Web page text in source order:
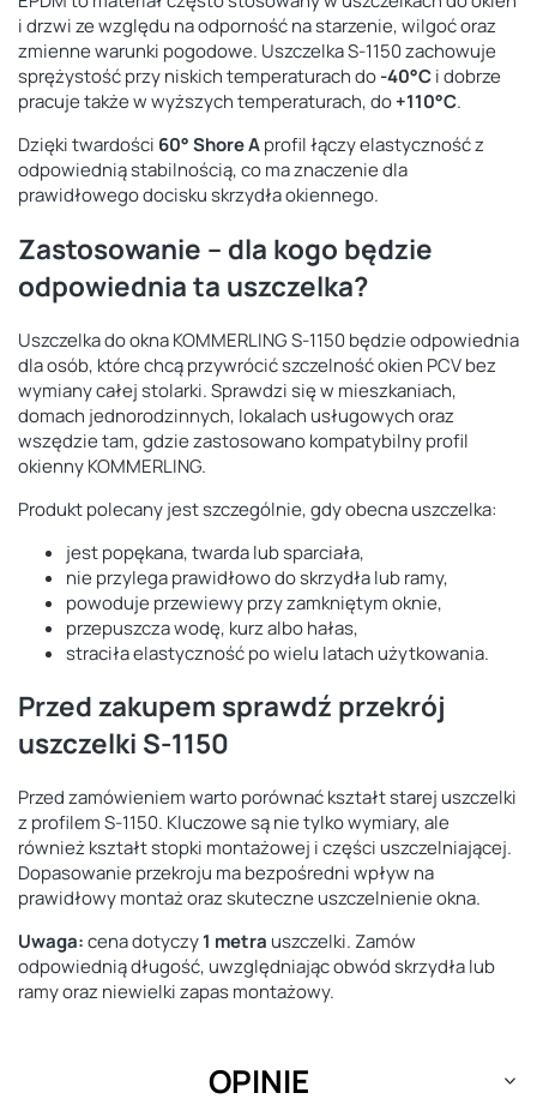
i drzwi ze względu na odporność na starzenie, wilgoć oraz
zmienne warunki pogodowe. Uszczelka S-1150 zachowuje
sprężystość przy niskich temperaturach do-40°Ci dobrze
pracuje także w wyższych temperaturach, do+110°C.
Dzięki twardości 60° Shore Aprofil łączy elastyczność z
odpowiednią stabilnością, co ma znaczenie dla
prawidłowego docisku skrzydła okiennego.
Zastosowanie – dla kogo będzie
odpowiednia ta uszczelka?
Uszczelka do okna KOMMERLING S-1150 będzie odpowiednia
dla osób, które chcą przywrócić szczelność okien PCV bez
wymiany całej stolarki. Sprawdzi się w mieszkaniach,
domach jednorodzinnych, lokalach usługowych oraz
wszędzie tam, gdzie zastosowano kompatybilny profil
okienny KOMMERLING.
Produkt polecany jest szczególnie, gdy obecna uszczelka:
jest popękana, twarda lub sparciała,
nie przylega prawidłowo do skrzydła lub ramy,
powoduje przewiewy przy zamkniętym oknie,
przepuszcza wodę, kurz albo hałas,
straciła elastyczność po wielu latach użytkowania.
Przed zakupem sprawdź przekrój
uszczelki S-1150
Przed zamówieniem warto porównać kształt starej uszczelki
z profilem S-1150. Kluczowe są nie tylko wymiary, ale
również kształt stopki montażowej i części uszczelniającej.
Dopasowanie przekroju ma bezpośredni wpływ na
prawidłowy montaż oraz skuteczne uszczelnienie okna.
Uwaga:cena dotyczy1 metra uszczelki. Zamów
odpowiednią długość, uwzględniając obwód skrzydła lub
ramy oraz niewielki zapas montażowy.
OPINIE